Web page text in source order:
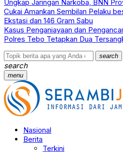
Ungkap Jaringan Narkoba, BNN
Cukai Amankan Sembilan Pelaku
Ekstasi dan 146 Gram Sabu
Kasus Penganiayaan dan
Polres Tebo Tetapkan Dua
search
search
menu
Nasional
Berita
Terkini